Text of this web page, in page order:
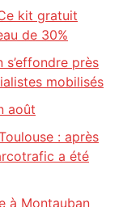
kit gratuit
de 30%
s’effondre près
mobilisés
août
: après
a été
à Montauban